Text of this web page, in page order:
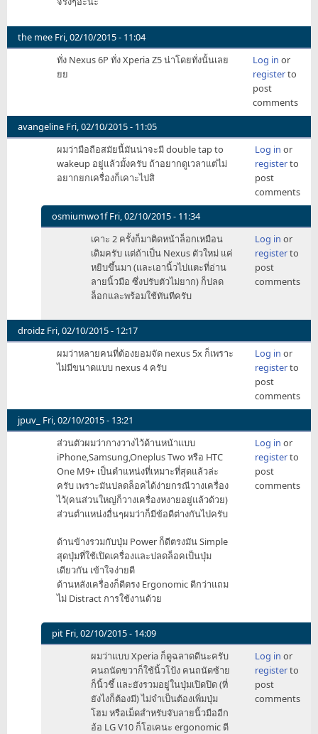
the mee Fri, 02/10/2015 - 11:04
ทั่ง Nexus 6P ทั่ง Xperia Z5 น่าโดยทั่งนั้นเลย
ยย
Log in or
registerto
post
comments
avangeline Fri, 02/10/2015 - 11:05
ผมว่ามือถือสมัยนี้มันน่าจะมี double tap to
wakeup อยู่แล้วมั้งครับ ถ้าอยากดูเวลาแต่ไม่
อยากยกเครื่องก็เคาะไปสิ
Log in or
registerto
post
comments
osmiumwo1fFri, 02/10/2015 - 11:34
In
สมัย
นี้
มัน
น่า
avangeline
เคาะ 2 ครั้งก็มาติดหน้าล็อกเหมือน
เดิมครับ แต่ถ้าเป็น Nexus ตัวใหม่ แค่
หยิบขึ้นมา (และเอานิ้วไปแตะที่อ่าน
ลายนิ้วมือ ซึ่งปรับตัวไม่ยาก) ก็ปลด
ล็อกและพร้อมใช้ทันทีครับ
Log in or
registerto
post
comments
droidz Fri, 02/10/2015 - 12:17
ผมว่าหลายคนที่ต้องยอมจัด nexus 5x ก็เพราะ
ไม่มีขนาดแบบ nexus 4 ครับ
Log in or
registerto
post
comments
jpuv_ Fri, 02/10/2015 - 13:21
ส่วนตัวผมว่ากางวางไว้ด้านหน้าแบบ
iPhone,Samsung,Oneplus Two หรือ HTC
One M9+ เป็นตำแหน่งที่เหมาะที่สุดแล้วล่ะ
ครับ เพราะมันปลดล็อคได้ง่ายกรณีวางเครื่อง
ไว้(คนส่วนใหญ่ก็วางเครื่องหงายอยู่แล้วด้วย)
ส่วนตำแหน่งอื่นๆผมว่าก็มีข้อดีต่างกันไปครับ
ด้านข้างรวมกับปุ่ม Power ก็ดีตรงมัน Simple
สุดปุ่มที่ใช้เปิดเครื่องและปลดล็อคเป็นปุ่ม
เดียวกัน เข้าใจง่ายดี
ด้านหลังเครื่องก็ดีตรง Ergonomic ดีกว่าแถม
ไม่ Distract การใช้งานด้วย
Log in or
registerto
post
comments
pit Fri, 02/10/2015 - 14:09
In
ผมว่าแบบ Xperia ก็ดูฉลาดดีนะครับ
คนถนัดขวาก็ใช้นิ้วโป้ง คนถนัดซ้าย
ก็นิ้วชึ้ และยังรวมอยู่ในปุ่มเปิดปิด (ที่
ยังไงก็ต้องมี) ไม่จำเป็นต้องเพิ่มปุ่ม
โฮม หรือเม็ดสำหรับจับลายนิ้วมืออีก
อ้อ LG V10 ก็โอเคนะ ergonomic ดี
Log in or
registerto
post
comments